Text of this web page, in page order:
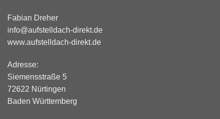
Fabian Dreher
info@aufstelldach-direkt.de
www.aufstelldach-direkt.de
Adresse:
Siemensstraße 5
72622 Nürtingen
Baden Württemberg